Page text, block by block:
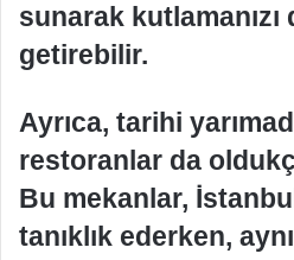
sunarak kutlamanızı
getirebilir.
Ayrıca, tarihi
restoranlar da
Bu mekanlar,
tanıklık ederken,